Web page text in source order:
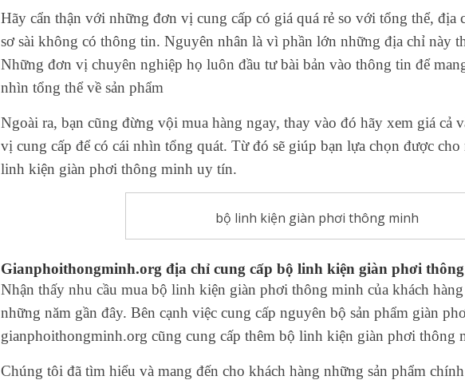
Hãy cẩn thận với những đơn vị cung cấp có giá quá rẻ so với tổng thể, địa
sơ sài không có thông tin. Nguyên nhân là vì phần lớn những địa chỉ này
Những đơn vị chuyên nghiệp họ luôn đầu tư bài bản vào thông tin để
nhìn tổng thể về sản phẩm
Ngoài ra, bạn cũng đừng vội mua hàng ngay, thay vào đó hãy xem giá cả
vị cung cấp để có cái nhìn tổng quát. Từ đó sẽ giúp bạn lựa chọn được
linh kiện giàn phơi thông minh uy tín.
bộ linh kiện giàn phơi thông minh
Gianphoithongminh.org địa chỉ cung cấp bộ linh kiện giàn phơi
Nhận thấy nhu cầu mua bộ linh kiện giàn phơi thông minh của khách
những năm gần đây. Bên cạnh việc cung cấp nguyên bộ sản phẩm giàn
gianphoithongminh.org cũng cung cấp thêm bộ linh kiện giàn phơi thông
Chúng tôi đã tìm hiểu và mang đến cho khách hàng những sản phẩm